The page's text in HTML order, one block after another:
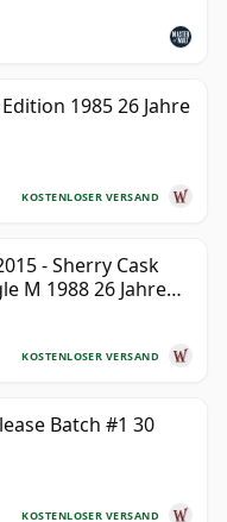
1985 26 Jahre
KOSTENLOSER VERSAND
- Sherry Cask
M 1988 26 Jahre
KOSTENLOSER VERSAND
Batch #1 30
KOSTENLOSER VERSAND